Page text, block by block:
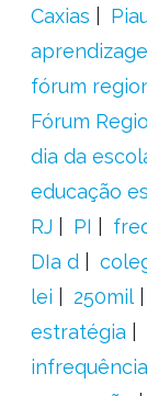
Caxias
fórum
Fórum
dia da
educação
RJ
PI
DIa d
lei
250mil
estratégia